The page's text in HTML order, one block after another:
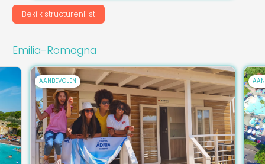
Bekijk structurenlijst
Emilia-Romagna
AANBEVOLEN